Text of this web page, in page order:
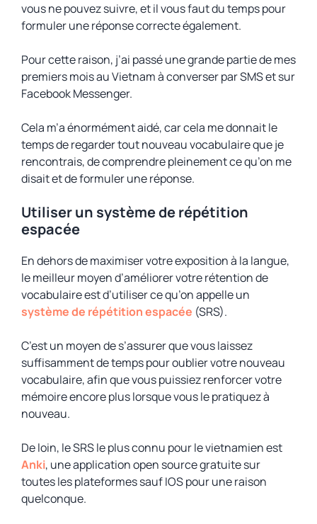
vous ne pouvez suivre, et il vous faut du temps pour
formuler une réponse correcte également.
Pour cette raison, j’ai passé une grande partie de mes
premiers mois au Vietnam à converser par SMS et sur
Facebook Messenger.
Cela m’a énormément aidé, car cela me donnait le
temps de regarder tout nouveau vocabulaire que je
rencontrais, de comprendre pleinement ce qu’on me
disait et de formuler une réponse.
Utiliser un système de répétition
espacée
En dehors de maximiser votre exposition à la langue,
le meilleur moyen d’améliorer votre rétention de
vocabulaire est d’utiliser ce qu’on appelle un
système de répétition espacée (SRS).
C’est un moyen de s’assurer que vous laissez
suffisamment de temps pour oublier votre nouveau
vocabulaire, afin que vous puissiez renforcer votre
mémoire encore plus lorsque vous le pratiquez à
nouveau.
De loin, le SRS le plus connu pour le vietnamien est
Anki, une application open source gratuite sur
toutes les plateformes sauf IOS pour une raison
quelconque.